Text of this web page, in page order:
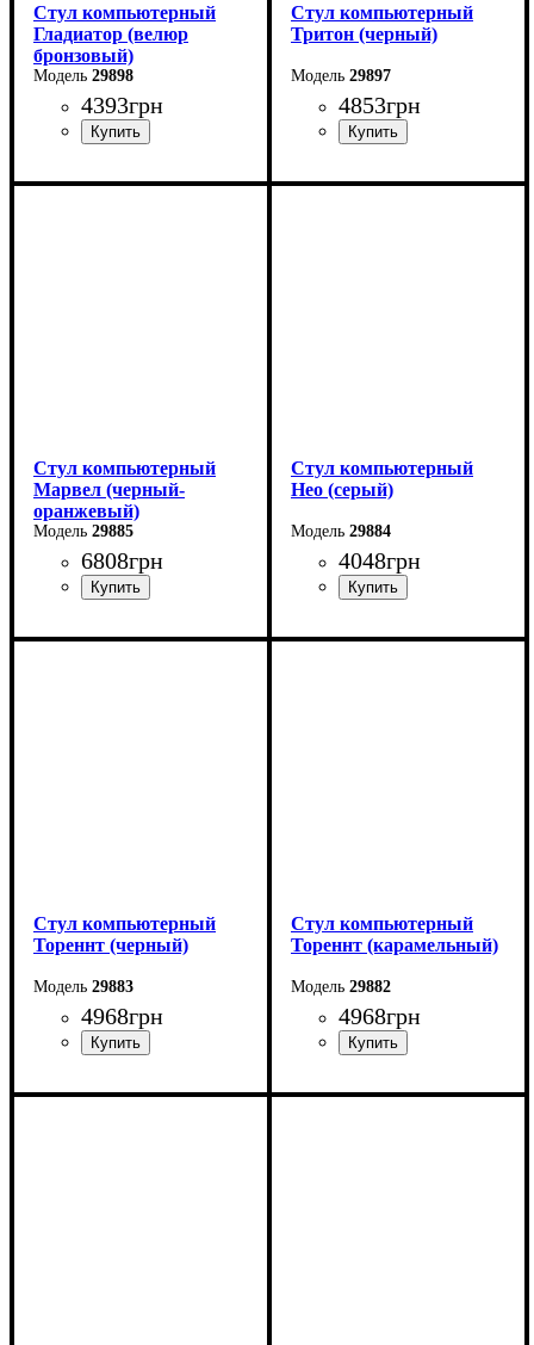
Стул компьютерный
Гладиатор (велюр
бронзовый)
29898
4393грн
Стул компьютерный
Тритон (черный)
29897
4853грн
Стул компьютерный
Марвел (черный-
оранжевый)
29885
6808грн
Стул компьютерный
Нео (серый)
29884
4048грн
Стул компьютерный
Тореннт (черный)
29883
4968грн
Стул компьютерный
Тореннт (карамельный)
29882
4968грн